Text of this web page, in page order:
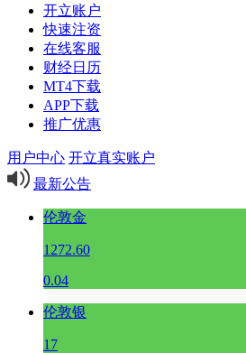
开立账户
快速注资
在线客服
财经日历
MT4下载
APP下载
推广优惠
用户中心 开立真实账户
最新公告
伦敦金
1272.60
0.04
伦敦银
17